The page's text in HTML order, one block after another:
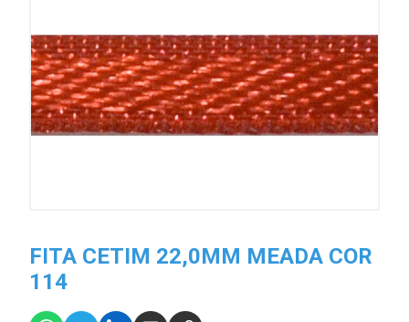
FITA CETIM 22,0MM MEADA COR
114